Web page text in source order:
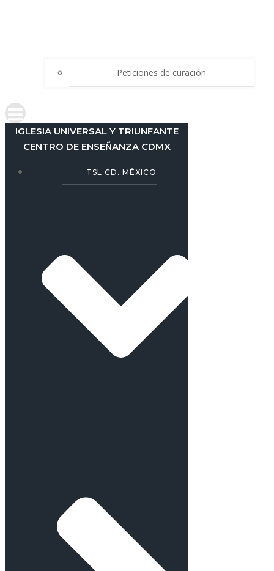
Peticiones de curación
IGLESIA UNIVERSAL Y TRIUNFANTE
CENTRO DE ENSEÑANZA CDMX
TSL CD. MÉXICO